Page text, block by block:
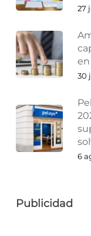
27
30
6
Publicidad